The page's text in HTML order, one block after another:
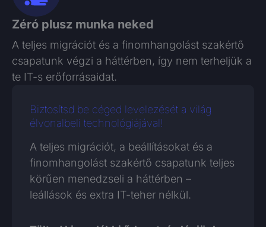
Zéró plusz munka neked
A teljes migrációt és a finomhangolást szakértő
csapatunk végzi a háttérben, így nem terheljük a
te IT-s erőforrásaidat.
Biztosítsd be céged levelezését a világ
élvonalbeli technológiájával!
A teljes migrációt, a beállításokat és a
finomhangolást szakértő csapatunk teljes
körűen menedzseli a háttérben –
leállások és extra IT-teher nélkül.